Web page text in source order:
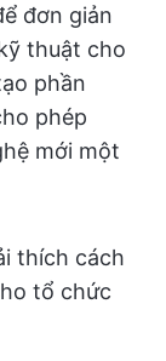
đơn giản
thuật cho
phần
phép
mới một
thích cách
tổ chức